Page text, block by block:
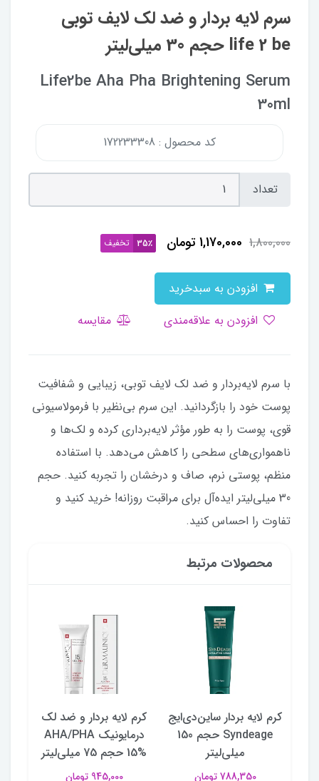
سرم لایه بردار و ضد لک لایف توبی
life 2 be حجم 30 میلی‌لیتر
Life2be Aha Pha Brightening Serum
30ml
کد محصول : 172233308
تعداد
1,800,000
1,170,000تومان 35٪ تخفیف
مقایسه
با سرم لایه‌بردار و ضد لک لایف توبی، زیبایی و شفافیت
پوست خود را بازگردانید. این سرم بی‌نظیر با فرمولاسیونی
قوی، پوست را به طور مؤثر لایه‌برداری کرده و لک‌ها و
ناهمواری‌های سطحی را کاهش می‌دهد. با استفاده
منظم، پوستی نرم، صاف و درخشان را تجربه کنید. حجم
30 میلی‌لیتر ایده‌آل برای مراقبت روزانه! خرید کنید و
تفاوت را احساس کنید.
محصولات مرتبط
کرم لایه بردار ساین‌دی‌ایج
Syndeage حجم 150
میلی‌لیتر
788,350 تومان
کرم لایه بردار و ضد لک
درمایونیک AHA/PHA
15% حجم 75 میلی‌لیتر
945,000 تومان